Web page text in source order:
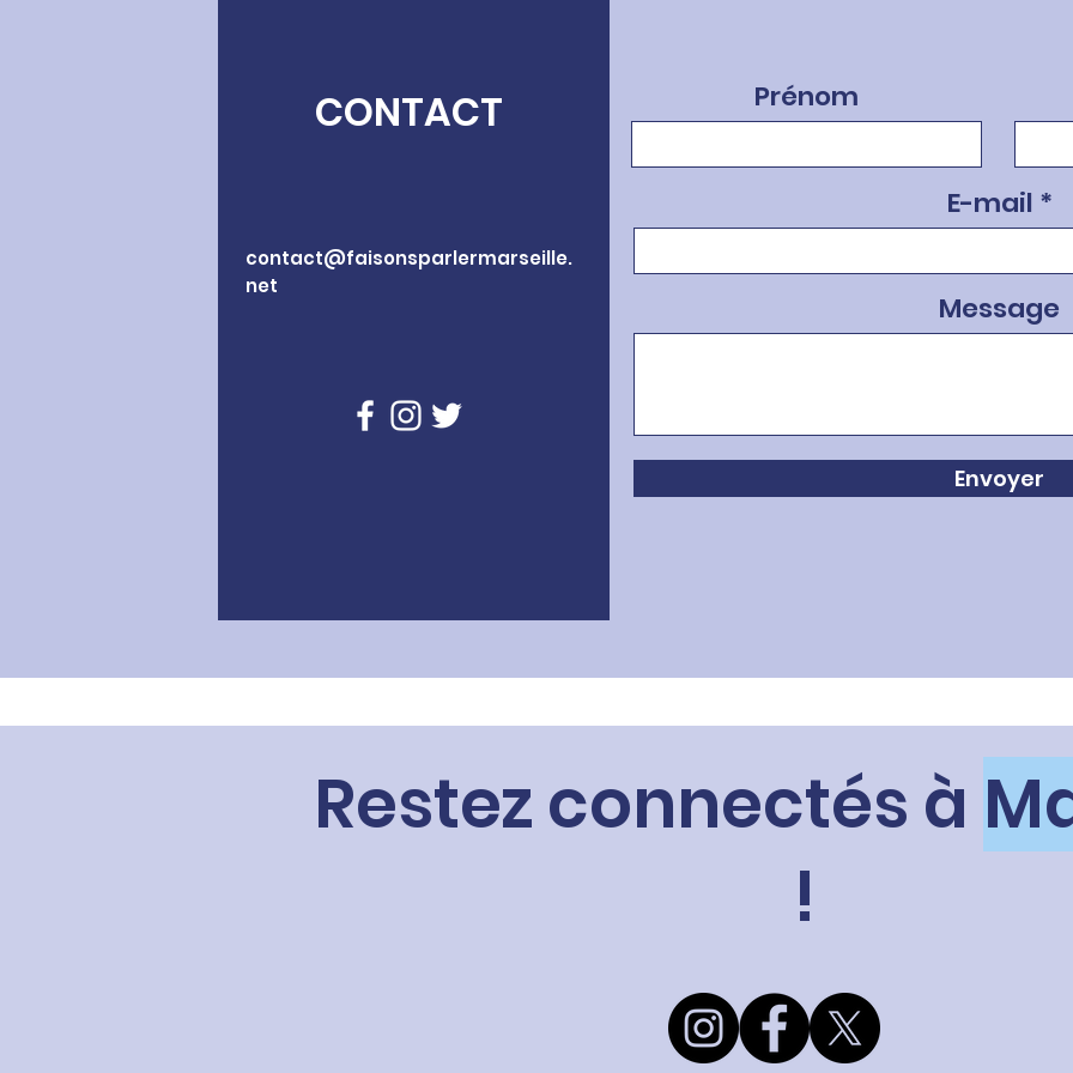
CONTACT
contact@faisonsparlermarseille.
net
Prénom
E-mail
Message
Envoyer
Restez connectés à
!